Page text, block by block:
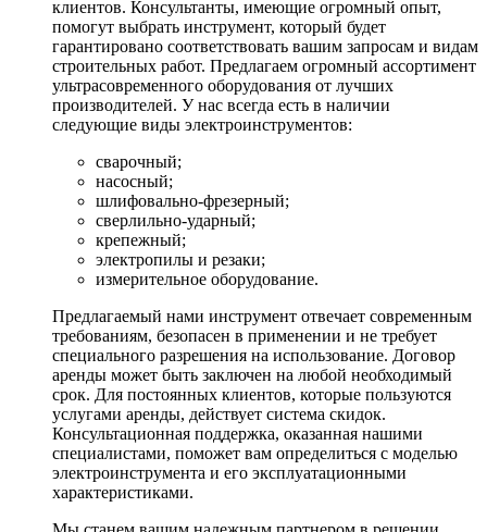
клиентов. Консультанты, имеющие огромный опыт,
помогут выбрать инструмент, который будет
гарантировано соответствовать вашим запросам и видам
строительных работ. Предлагаем огромный ассортимент
ультрасовременного оборудования от лучших
производителей. У нас всегда есть в наличии
следующие виды электроинструментов:
сварочный;
насосный;
шлифовально-фрезерный;
сверлильно-ударный;
крепежный;
электропилы и резаки;
измерительное оборудование.
Предлагаемый нами инструмент отвечает современным
требованиям, безопасен в применении и не требует
специального разрешения на использование. Договор
аренды может быть заключен на любой необходимый
срок. Для постоянных клиентов, которые пользуются
услугами аренды, действует система скидок.
Консультационная поддержка, оказанная нашими
специалистами, поможет вам определиться с моделью
электроинструмента и его эксплуатационными
характеристиками.